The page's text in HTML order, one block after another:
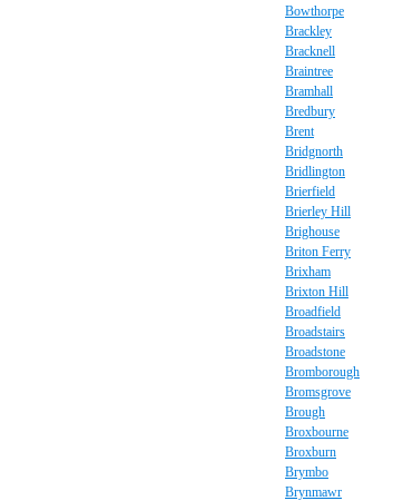
Bowthorpe
Brackley
Bracknell
Braintree
Bramhall
Bredbury
Brent
Bridgnorth
Bridlington
Brierfield
Brierley Hill
Brighouse
Briton Ferry
Brixham
Brixton Hill
Broadfield
Broadstairs
Broadstone
Bromborough
Bromsgrove
Brough
Broxbourne
Broxburn
Brymbo
Brynmawr